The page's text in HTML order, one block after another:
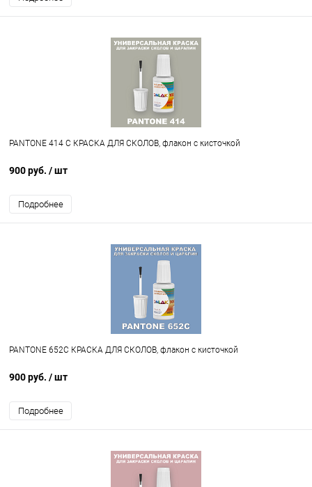
PANTONE 414 C КРАСКА ДЛЯ СКОЛОВ, флакон с кисточкой
900 руб. / шт
Подробнее
PANTONE 652C КРАСКА ДЛЯ СКОЛОВ, флакон с кисточкой
900 руб. / шт
Подробнее